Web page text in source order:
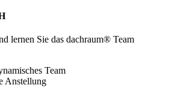
lernen Sie das dachraum® Team
Team
Anstellung